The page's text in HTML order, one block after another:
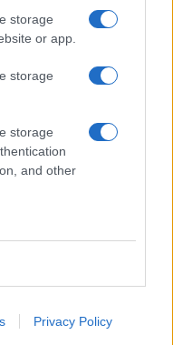
storage
or app.
storage
storage
and other
Privacy Policy